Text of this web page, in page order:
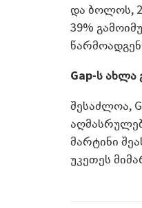
და ბოლოს,
39%
Gap-ს
შესაძლოა,
მარტინი
უკეთეს